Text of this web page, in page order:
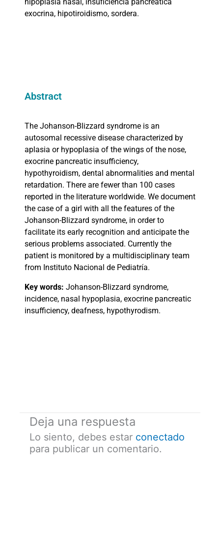
hipoplasia nasal, insuficiencia pancreática
exocrina, hipotiroidismo, sordera.
Abstract
The Johanson-Blizzard syndrome is an
autosomal recessive disease characterized by
aplasia or hypoplasia of the wings of the nose,
exocrine pancreatic insufficiency,
hypothyroidism, dental abnormalities and mental
retardation. There are fewer than 100 cases
reported in the literature worldwide. We document
the case of a girl with all the features of the
Johanson-Blizzard syndrome, in order to
facilitate its early recognition and anticipate the
serious problems associated. Currently the
patient is monitored by a multidisciplinary team
from Instituto Nacional de Pediatría.
Key words: Johanson-Blizzard syndrome,
incidence, nasal hypoplasia, exocrine pancreatic
insufficiency, deafness, hypothyrodism.
Deja una respuesta
Lo siento, debes estar conectado
para publicar un comentario.